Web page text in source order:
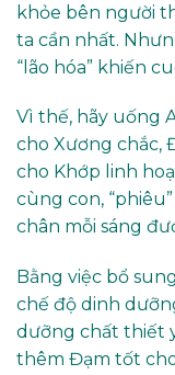
khỏe bên người
ta cần nhất.
“lão hóa” khiến
Vì thế, hãy uống
cho Xương chắc,
cho Khớp linh
cùng con,
chân mỗi sáng
Bằng việc bổ
chế độ dinh
dưỡng chất thiết
thêm Đạm tốt